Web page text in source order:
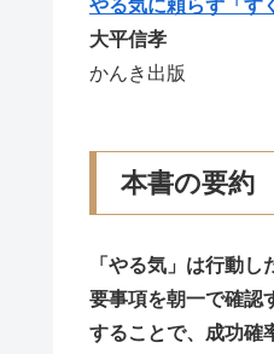
やる気に頼らず「す
大平信孝
かんき出版
本書の要約
「やる気」は行動
要事項を朝一で確認
することで、成功確